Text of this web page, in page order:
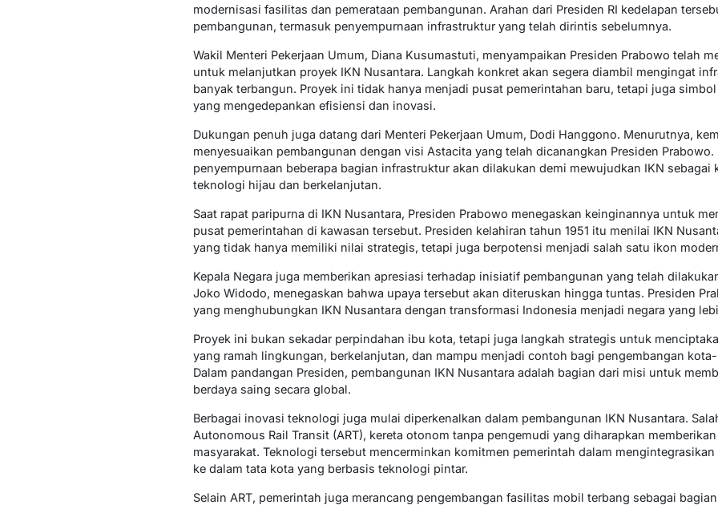
modernisasi fasilitas dan pemerataan pembangunan. Arahan dari Presiden RI kedelapan
pembangunan, termasuk penyempurnaan infrastruktur yang telah dirintis sebelumnya.
Wakil Menteri Pekerjaan Umum, Diana Kusumastuti, menyampaikan Presiden Prabowo telah
untuk melanjutkan proyek IKN Nusantara. Langkah konkret akan segera diambil mengingat
banyak terbangun. Proyek ini tidak hanya menjadi pusat pemerintahan baru, tetapi juga
yang mengedepankan efisiensi dan inovasi.
Dukungan penuh juga datang dari Menteri Pekerjaan Umum, Dodi Hanggono. Menurutnya,
menyesuaikan pembangunan dengan visi Astacita yang telah dicanangkan Presiden Prabowo.
penyempurnaan beberapa bagian infrastruktur akan dilakukan demi mewujudkan IKN sebagai
teknologi hijau dan berkelanjutan.
Saat rapat paripurna di IKN Nusantara, Presiden Prabowo menegaskan keinginannya untuk
pusat pemerintahan di kawasan tersebut. Presiden kelahiran tahun 1951 itu menilai IKN
yang tidak hanya memiliki nilai strategis, tetapi juga berpotensi menjadi salah satu ikon
Kepala Negara juga memberikan apresiasi terhadap inisiatif pembangunan yang telah
Joko Widodo, menegaskan bahwa upaya tersebut akan diteruskan hingga tuntas. Presiden
yang menghubungkan IKN Nusantara dengan transformasi Indonesia menjadi negara yang
Proyek ini bukan sekadar perpindahan ibu kota, tetapi juga langkah strategis untuk
yang ramah lingkungan, berkelanjutan, dan mampu menjadi contoh bagi pengembangan
Dalam pandangan Presiden, pembangunan IKN Nusantara adalah bagian dari misi untuk
berdaya saing secara global.
Berbagai inovasi teknologi juga mulai diperkenalkan dalam pembangunan IKN Nusantara.
Autonomous Rail Transit (ART), kereta otonom tanpa pengemudi yang diharapkan
masyarakat. Teknologi tersebut mencerminkan komitmen pemerintah dalam
ke dalam tata kota yang berbasis teknologi pintar.
Selain ART, pemerintah juga merancang pengembangan fasilitas mobil terbang sebagai